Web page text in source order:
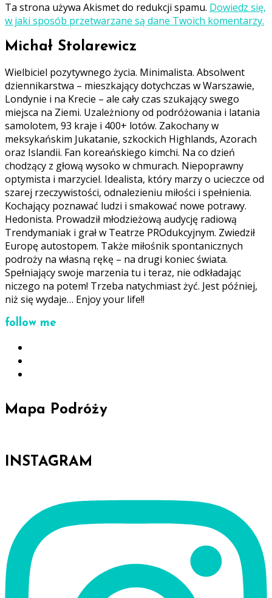
Ta strona używa Akismet do redukcji spamu. Dowiedz się,
w jaki sposób przetwarzane są dane Twoich komentarzy.
Michał Stolarewicz
Wielbiciel pozytywnego życia. Minimalista. Absolwent
dziennikarstwa – mieszkający dotychczas w Warszawie,
Londynie i na Krecie – ale cały czas szukający swego
miejsca na Ziemi. Uzależniony od podróżowania i latania
samolotem, 93 kraje i 400+ lotów. Zakochany w
meksykańskim Jukatanie, szkockich Highlands, Azorach
oraz Islandii. Fan koreańskiego kimchi. Na co dzień
chodzący z głową wysoko w chmurach. Niepoprawny
optymista i marzyciel. Idealista, który marzy o ucieczce od
szarej rzeczywistości, odnalezieniu miłości i spełnienia.
Kochający poznawać ludzi i smakować nowe potrawy.
Hedonista. Prowadził młodzieżową audycję radiową
Trendymaniak i grał w Teatrze PROdukcyjnym. Zwiedził
Europę autostopem. Także miłośnik spontanicznych
podroży na własną rękę – na drugi koniec świata.
Spełniający swoje marzenia tu i teraz, nie odkładając
niczego na potem! Trzeba natychmiast żyć. Jest później,
niż się wydaje… Enjoy your life!!
follow me
Mapa Podróży
INSTAGRAM